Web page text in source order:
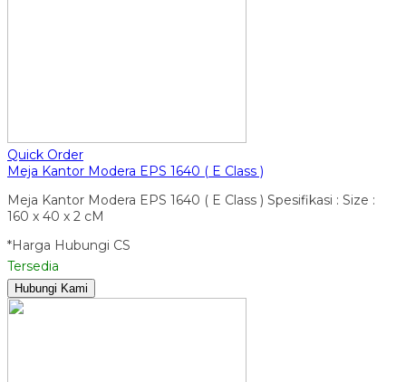
Quick Order
Meja Kantor Modera EPS 1640 ( E Class )
Meja Kantor Modera EPS 1640 ( E Class ) Spesifikasi : Size :
160 x 40 x 2 cM
*Harga Hubungi CS
Tersedia
Hubungi Kami